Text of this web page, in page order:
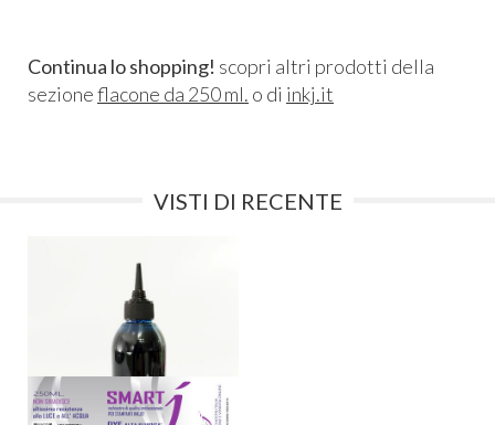
Continua lo shopping! scopri altri prodotti della
sezioneflacone da 250 ml. o di inkj.it
VISTI DI RECENTE